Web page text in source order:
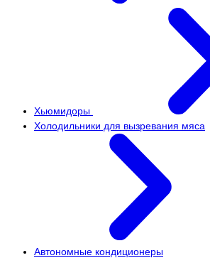
Хьюмидоры
Холодильники для вызревания мяса
Автономные кондиционеры